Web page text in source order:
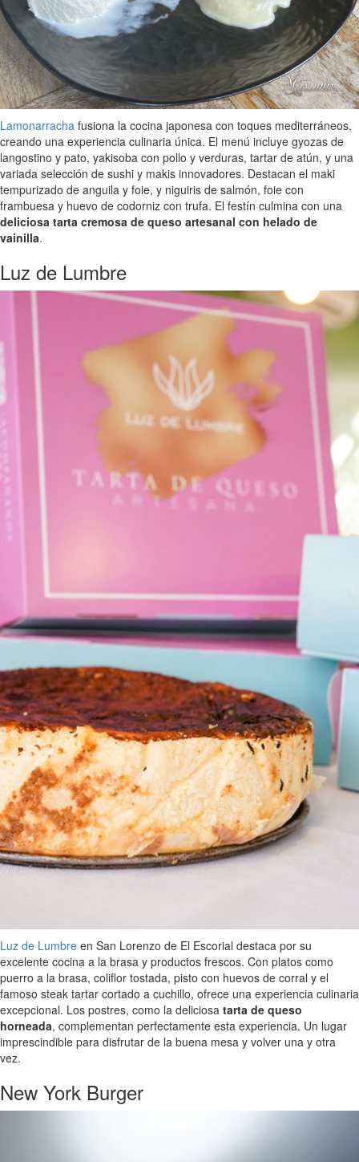
Lamonarracha fusiona la cocina japonesa con toques mediterráneos,
creando una experiencia culinaria única. El menú incluye gyozas de
langostino y pato, yakisoba con pollo y verduras, tartar de atún, y una
variada selección de sushi y makis innovadores. Destacan el maki
tempurizado de anguila y foie, y niguiris de salmón, foie con
frambuesa y huevo de codorniz con trufa. El festín culmina con una
deliciosa tarta cremosa de queso artesanal con helado de
vainilla.
Luz de Lumbre
Luz de Lumbre en San Lorenzo de El Escorial destaca por su
excelente cocina a la brasa y productos frescos. Con platos como
puerro a la brasa, coliflor tostada, pisto con huevos de corral y el
famoso steak tartar cortado a cuchillo, ofrece una experiencia culinaria
excepcional. Los postres, como la deliciosa tarta de queso
horneada, complementan perfectamente esta experiencia. Un lugar
imprescindible para disfrutar de la buena mesa y volver una y otra
vez.
New York Burger